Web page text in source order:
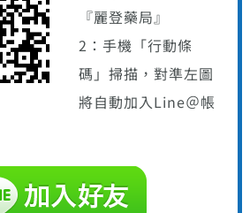
『麗登藥局』
2：手機「行動條
碼」掃描，對準左圖
將自動加入Line＠帳